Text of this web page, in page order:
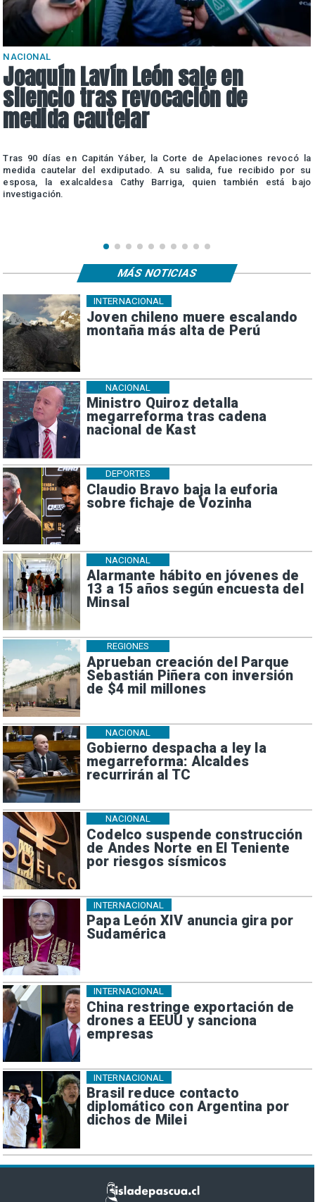
NACIONAL
Joaquín Lavín León sale en
silencio tras revocación de
medida cautelar
Tras 90 días en Capitán Yáber, la Corte de Apelaciones revocó la
medida cautelar del exdiputado. A su salida, fue recibido por su
esposa, la exalcaldesa Cathy Barriga, quien también está bajo
investigación.
Joven chileno muere escalando
montaña más alta de Perú
INTERNACIONAL
Ministro Quiroz detalla
megarreforma tras cadena
nacional de Kast
NACIONAL
Claudio Bravo baja la euforia
sobre fichaje de Vozinha
DEPORTES
Alarmante hábito en jóvenes de
13 a 15 años según encuesta del
Minsal
NACIONAL
Aprueban creación del Parque
Sebastián Piñera con inversión
de $4 mil millones
REGIONES
Gobierno despacha a ley la
megarreforma: Alcaldes
recurrirán al TC
NACIONAL
Codelco suspende construcción
de Andes Norte en El Teniente
por riesgos sísmicos
NACIONAL
Papa León XIV anuncia gira por
Sudamérica
INTERNACIONAL
China restringe exportación de
drones a EEUU y sanciona
empresas
INTERNACIONAL
Brasil reduce contacto
diplomático con Argentina por
dichos de Milei
INTERNACIONAL
MÁS NOTICIAS